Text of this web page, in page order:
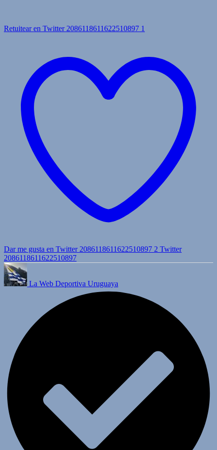
Retuitear en Twitter 2086118611622510897 1
Dar me gusta en Twitter 2086118611622510897 2 Twitter
2086118611622510897
La Web Deportiva Uruguaya